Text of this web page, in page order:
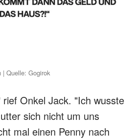
Quelle: Gogirok
rief Onkel Jack. "Ich wusste
sich nicht um uns
mal einen Penny nach